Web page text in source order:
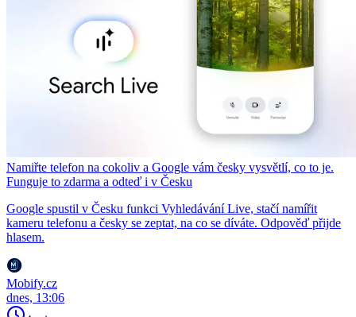
Namiřte telefon na cokoliv a Google vám česky vysvětlí, co to je.
Funguje to zdarma a odteď i v Česku
Google spustil v Česku funkci Vyhledávání Live, stačí namířit
kameru telefonu a česky se zeptat, na co se díváte. Odpověď přijde
hlasem.
Mobify.cz
dnes, 13:06